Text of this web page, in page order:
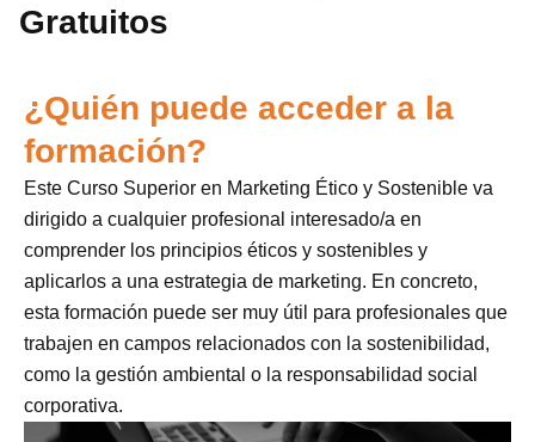
Gratuitos
¿Quién puede acceder a la
formación?
Este Curso Superior en Marketing Ético y Sostenible va
dirigido a cualquier profesional interesado/a en
comprender los principios éticos y sostenibles y
aplicarlos a una estrategia de marketing. En concreto,
esta formación puede ser muy útil para profesionales que
trabajen en campos relacionados con la sostenibilidad,
como la gestión ambiental o la responsabilidad social
corporativa.